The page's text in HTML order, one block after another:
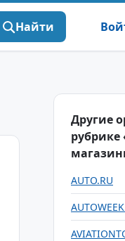
Найти
Другие
рубрике
AUTO.RU